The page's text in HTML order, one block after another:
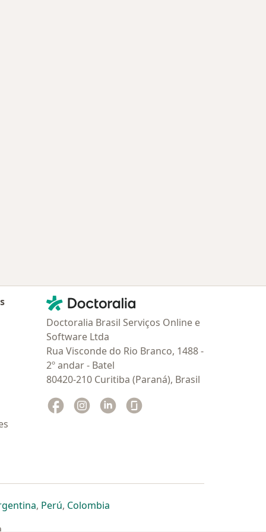
Contato
Doctoralia - Homepage
Doctoralia Brasil Serviços Online e
Software Ltda
Rua Visconde do Rio Branco, 1488 -
2º andar - Batel
80420-210 Curitiba (Paraná), Brasil
Facebook
abre num novo separador
Instagram
abre num novo separador
Linkedin
abre num novo separador
separador
num novo separador
abre num novo separador
, Perúabre num novo separador
, Colombiaabre num novo separador